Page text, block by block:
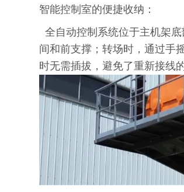
智能控制室的便捷收纳：
全自动控制系统位于主机架
间和前支撑；转场时，通过手
时无需插拔，避免了重新接线